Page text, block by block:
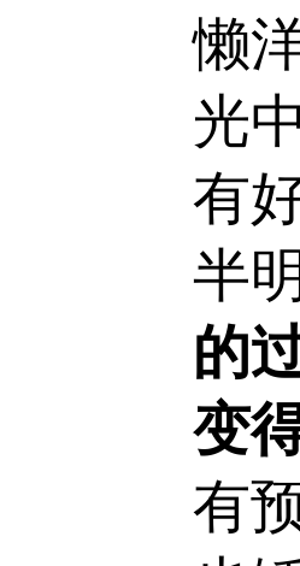
懒
光
有
半
的
变
有